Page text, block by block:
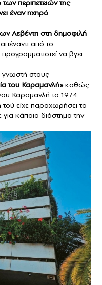
περιπετειών της
έναν ηχηρό
Λεβέντη στη δημοφιλή
απέναντι από το
να βγει
γνωστή στους
του Καραμανλή» καθώς
Καραμανλή το 1974
είχε παραχωρήσει το
κάποιο διάστημα την